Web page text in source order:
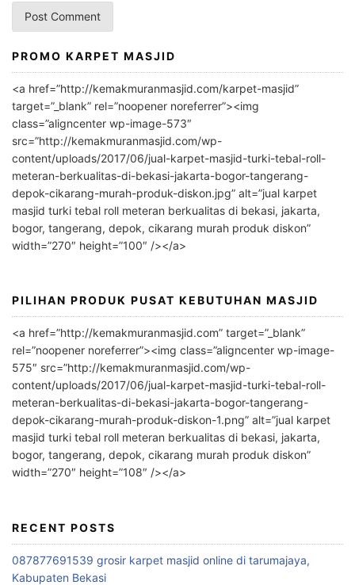
A
l
r
n
a
t
i
v
PROMO KARPET MASJID
<a href=”http://kemakmuranmasjid.com/karpet-masjid”
target=”_blank” rel=”noopener noreferrer”><img
class=”aligncenter wp-image-573″
src=”http://kemakmuranmasjid.com/wp-
content/uploads/2017/06/jual-karpet-masjid-turki-tebal-roll-
meteran-berkualitas-di-bekasi-jakarta-bogor-tangerang-
depok-cikarang-murah-produk-diskon.jpg” alt=”jual karpet
masjid turki tebal roll meteran berkualitas di bekasi, jakarta,
bogor, tangerang, depok, cikarang murah produk diskon”
width=”270″ height=”100″ /></a>
PILIHAN PRODUK PUSAT KEBUTUHAN MASJID
<a href=”http://kemakmuranmasjid.com” target=”_blank”
rel=”noopener noreferrer”><img class=”aligncenter wp-image-
575″ src=”http://kemakmuranmasjid.com/wp-
content/uploads/2017/06/jual-karpet-masjid-turki-tebal-roll-
meteran-berkualitas-di-bekasi-jakarta-bogor-tangerang-
depok-cikarang-murah-produk-diskon-1.png” alt=”jual karpet
masjid turki tebal roll meteran berkualitas di bekasi, jakarta,
bogor, tangerang, depok, cikarang murah produk diskon”
width=”270″ height=”108″ /></a>
RECENT POSTS
087877691539 grosir karpet masjid online di tarumajaya,
Kabupaten Bekasi